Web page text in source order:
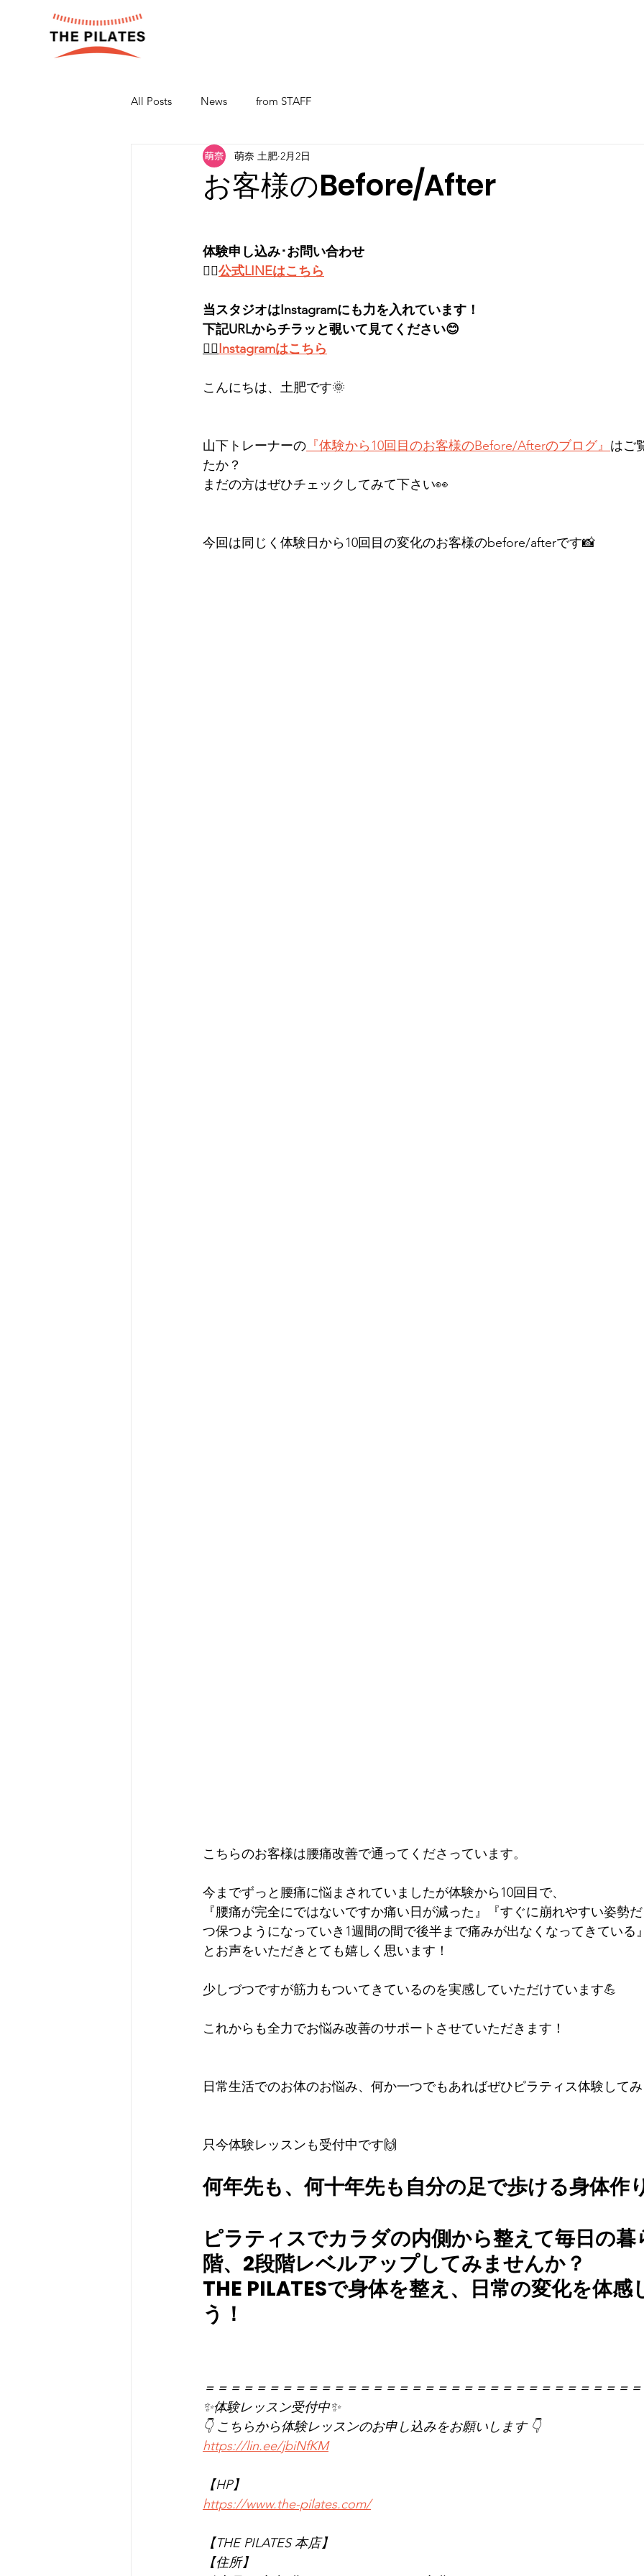
All Posts News from STAFF
お客様のBefore/After
萌奈 土肥 2月2日
体験申し込み･お問い合わせ
👉🏻公式LINEはこちら
当スタジオはInstagramにも力を入れています！
下記URLからチラッと覗いて見てください😊
👉🏻Instagramはこちら
こんにちは、土肥です🌞
山下トレーナーの 『体験から10回目のお客様のBefore/Afterのブログ』 はご
たか？
まだの方はぜひチェックしてみて下さい👀
今回は同じく体験日から10回目の変化のお客様のbefore/afterです📸
こちらのお客様は腰痛改善で通ってくださっています。
今までずっと腰痛に悩まされていましたが体験から10回目で、
『腰痛が完全にではないですか痛い日が減った』『すぐに崩れやすい姿勢
つ保つようになっていき1週間の間で後半まで痛みが出なくなってきている』
とお声をいただきとても嬉しく思います！
少しづつですが筋力もついてきているのを実感していただけています💪
これからも全力でお悩み改善のサポートさせていただきます！
日常生活でのお体のお悩み、何か一つでもあればぜひピラティス体験してみ
只今体験レッスンも受付中です🙌
何年先も、何十年先も自分の足で歩ける身体作
ピラティスでカラダの内側から整えて毎日の暮
階、2段階レベルアップしてみませんか？
THE PILATESで身体を整え、日常の変化を体感
う！
＝＝＝＝＝＝＝＝＝＝＝＝＝＝＝＝＝＝＝＝＝＝＝＝＝＝＝＝＝＝＝＝＝＝
✨体験レッスン受付中✨
👇 こちらから体験レッスンのお申し込みをお願いします 👇
https://lin.ee/jbiNfKM
【HP】
https://www.the-pilates.com/
【THE PILATES 本店】
【住所】